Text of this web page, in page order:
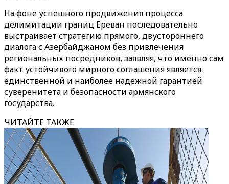
На фоне успешного продвижения процесса
делимитации границ Ереван последовательно
выстраивает стратегию прямого, двустороннего
диалога с Азербайджаном без привлечения
региональных посредников, заявляя, что именно сам
факт устойчивого мирного соглашения является
единственной и наиболее надежной гарантией
суверенитета и безопасности армянского
государства.
ЧИТАЙТЕ ТАКЖЕ